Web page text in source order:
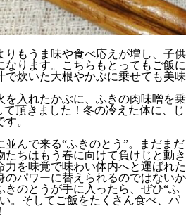
りもうま味や食べ応えが増し、子供
なります。こちらもとってもご飯に
で炊いた大根やかぶに乗せても美味
を入れたかぶに、ふきの肉味噌を乗
て頂きました！冬の冷えた体に、じ
。
並んで来る“ふきのとう”。まだまだ
たちはもう春に向けて負けじと動き
力を味覚で味わい体内へと運ばれた
のパワーに替えられるのではないか
きのとうが手に入ったら、ぜひ“ふ
。そしてご飯をたくさん食べ、パ